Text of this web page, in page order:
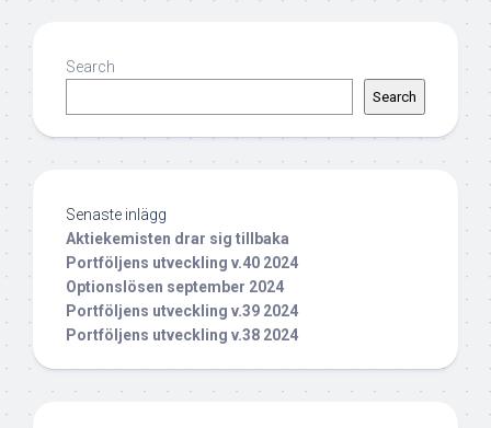
Search
Search
Senaste inlägg
Aktiekemisten drar sig tillbaka
Portföljens utveckling v.40 2024
Optionslösen september 2024
Portföljens utveckling v.39 2024
Portföljens utveckling v.38 2024